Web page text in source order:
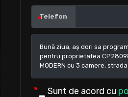
Telefon
Sunt de acord cu